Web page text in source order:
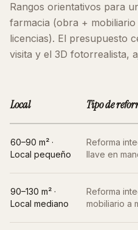
Rangos orientativos para
farmacia (obra + mobiliario
licencias). El presupuesto
visita y el 3D fotorrealista,
Local Tipo de
60–90 m² ·
Local pequeño
Reforma
llave en
90–130 m² ·
Local mediano
Reforma
mobiliario a